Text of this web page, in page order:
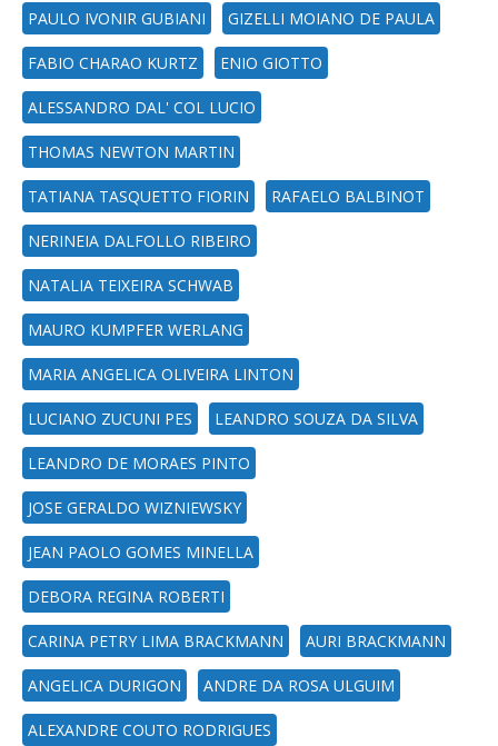
PAULO IVONIR GUBIANI GIZELLI MOIANO DE PAULA
FABIO CHARAO KURTZ ENIO GIOTTO
ALESSANDRO DAL' COL LUCIO
THOMAS NEWTON MARTIN
TATIANA TASQUETTO FIORIN RAFAELO BALBINOT
NERINEIA DALFOLLO RIBEIRO
NATALIA TEIXEIRA SCHWAB
MAURO KUMPFER WERLANG
MARIA ANGELICA OLIVEIRA LINTON
LUCIANO ZUCUNI PES LEANDRO SOUZA DA SILVA
LEANDRO DE MORAES PINTO
JOSE GERALDO WIZNIEWSKY
JEAN PAOLO GOMES MINELLA
DEBORA REGINA ROBERTI
CARINA PETRY LIMA BRACKMANN AURI BRACKMANN
ANGELICA DURIGON ANDRE DA ROSA ULGUIM
ALEXANDRE COUTO RODRIGUES